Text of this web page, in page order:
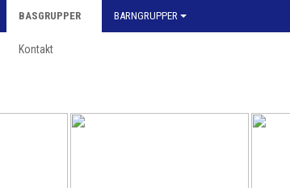
BASGRUPPER BARNGRUPPER
Kontakt